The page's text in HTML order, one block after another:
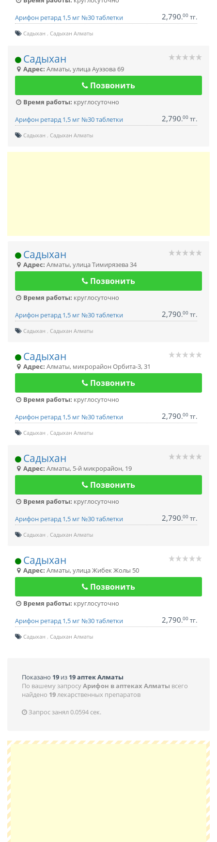
Арифон ретард 1,5 мг №30 таблетки
2,790.00 тг.
Садыхан Садыхан Алматы
Садыхан
Адрес: Алматы,улица Ауэзова 69
Позвонить
Время работы: круглосуточно
Арифон ретард 1,5 мг №30 таблетки
2,790.00 тг.
Садыхан Садыхан Алматы
Садыхан
Адрес: Алматы,улица Тимирязева 34
Позвонить
Время работы: круглосуточно
Арифон ретард 1,5 мг №30 таблетки
2,790.00 тг.
Садыхан Садыхан Алматы
Садыхан
Адрес: Алматы, микрорайон Орбита-3, 31
Позвонить
Время работы: круглосуточно
Арифон ретард 1,5 мг №30 таблетки
2,790.00 тг.
Садыхан Садыхан Алматы
Садыхан
Адрес: Алматы, 5-й микрорайон, 19
Позвонить
Время работы: круглосуточно
Арифон ретард 1,5 мг №30 таблетки
2,790.00 тг.
Садыхан Садыхан Алматы
Садыхан
Адрес: Алматы,улица Жибек Жолы 50
Позвонить
Время работы: круглосуточно
Арифон ретард 1,5 мг №30 таблетки
2,790.00 тг.
Садыхан Садыхан Алматы
Показано 19 из 19 аптек Алматы
По вашему запросуАрифон в аптеках Алматы всего
найдено 19лекарственных препаратов
Запрос занял 0.0594 сек.